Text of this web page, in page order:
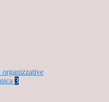
organizzative
3